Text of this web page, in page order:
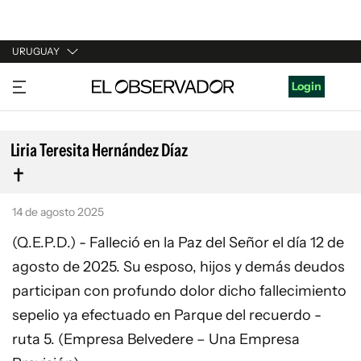
URUGUAY
URUGUAY
ARGENTINA
ESPAÑA
ESTADOS UNIDOS
Login
Liria Teresita Hernández Díaz
14 de agosto 2025
(Q.E.P.D.) - Falleció en la Paz del Señor el día 12 de
agosto de 2025. Su esposo, hijos y demás deudos
participan con profundo dolor dicho fallecimiento
sepelio ya efectuado en Parque del recuerdo -
ruta 5. (Empresa Belvedere – Una Empresa